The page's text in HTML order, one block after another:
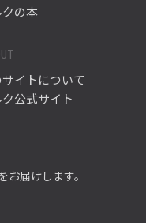
クの本
サイトについて
ク公式サイト
届けします。